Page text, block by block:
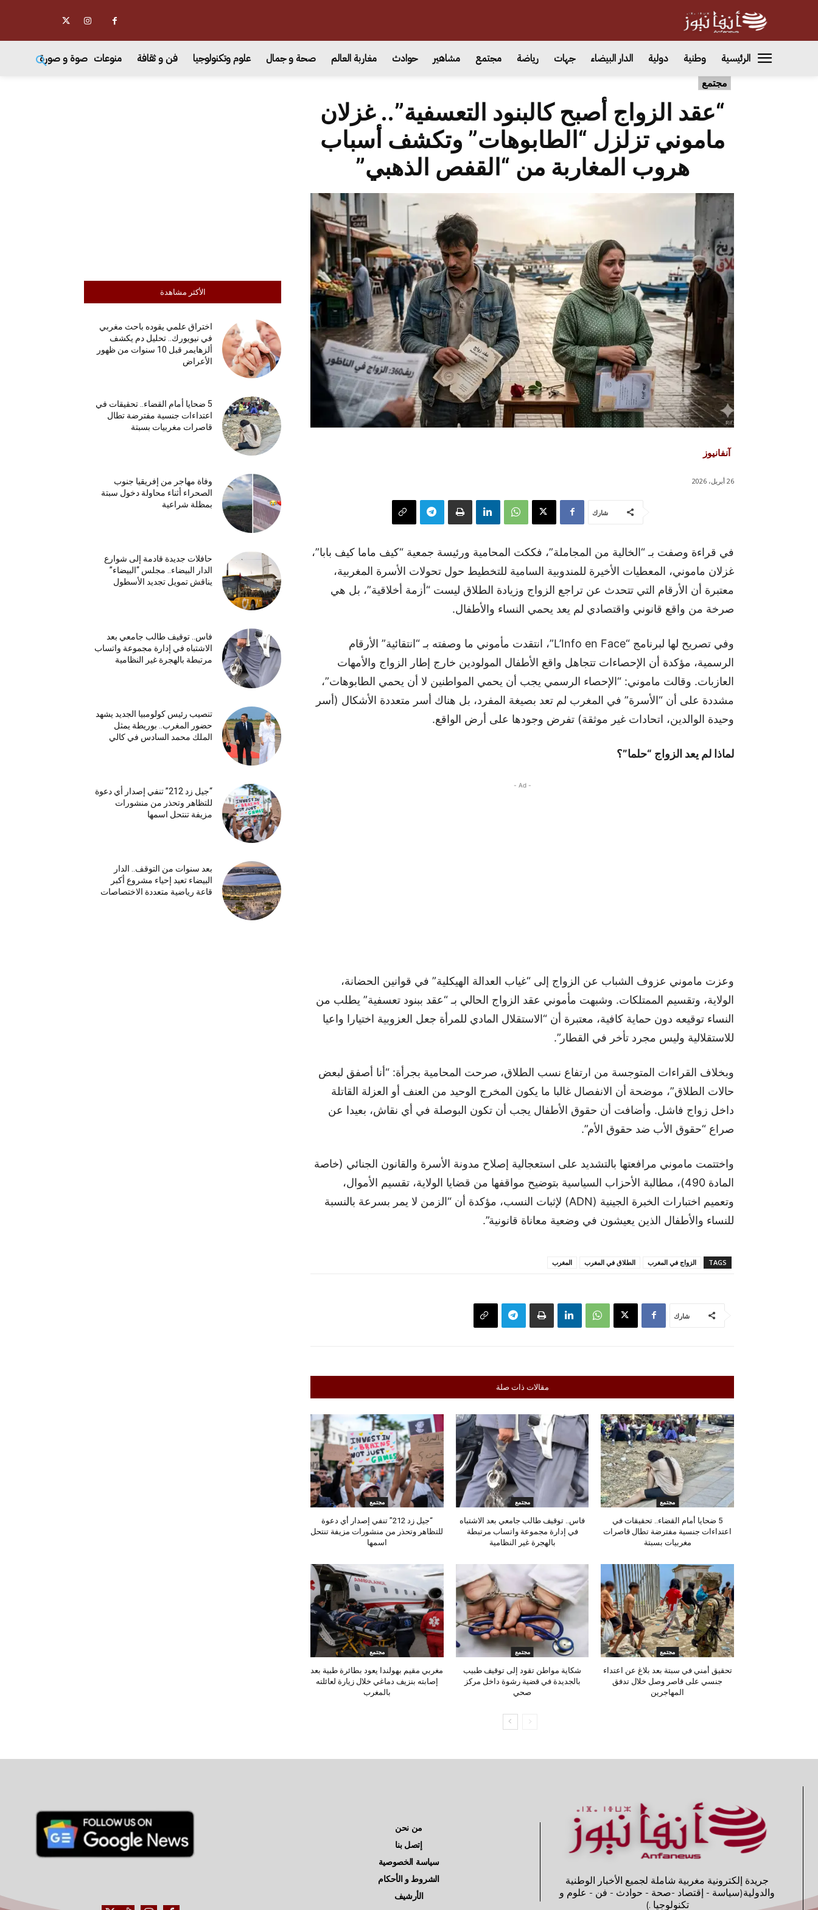
الرئيسية وطنية دولية الدار البيضاء جهات رياضة مجتمع مشاهير حوادث مغاربة العالم صحة و جمال علوم وتكنولوجيا فن و ثقافة منوعات صوة و صورة
مجتمع
الأكثر مشاهدة
اختراق علمي يقوده باحث مغربي
في نيويورك.. تحليل دم يكشف
ألزهايمر قبل 10 سنوات من ظهور
الأعراض
5 ضحايا أمام القضاء.. تحقيقات في
اعتداءات جنسية مفترضة تطال
قاصرات مغربيات بسبتة
وفاة مهاجر من إفريقيا جنوب
الصحراء أثناء محاولة دخول سبتة
بمظلة شراعية
حافلات جديدة قادمة إلى شوارع
الدار البيضاء.. مجلس “البيضاء”
يناقش تمويل تجديد الأسطول
فاس.. توقيف طالب جامعي بعد
الاشتباه في إدارة مجموعة واتساب
مرتبطة بالهجرة غير النظامية
تنصيب رئيس كولومبيا الجديد يشهد
حضور المغرب.. بوريطة يمثل
الملك محمد السادس في كالي
“جيل زد 212” تنفي إصدار أي دعوة
للتظاهر وتحذر من منشورات
مزيفة تنتحل اسمها
بعد سنوات من التوقف.. الدار
البيضاء تعيد إحياء مشروع أكبر
قاعة رياضية متعددة الاختصاصات
“عقد الزواج أصبح كالبنود التعسفية”.. غزلان
ماموني تزلزل “الطابوهات” وتكشف أسباب
هروب المغاربة من “القفص الذهبي”
آنفانيوز
26 أبريل، 2026
شارك
في قراءة وصفت بـ “الخالية من المجاملة”، فككت المحامية ورئيسة جمعية “كيف ماما كيف بابا”،
غزلان ماموني، المعطيات الأخيرة للمندوبية السامية للتخطيط حول تحولات الأسرة المغربية،
معتبرة أن الأرقام التي تتحدث عن تراجع الزواج وزيادة الطلاق ليست “أزمة أخلاقية”، بل هي
صرخة من واقع قانوني واقتصادي لم يعد يحمي النساء والأطفال.
وفي تصريح لها لبرنامج “L’Info en Face”، انتقدت مأموني ما وصفته بـ “انتقائية” الأرقام
الرسمية، مؤكدة أن الإحصاءات تتجاهل واقع الأطفال المولودين خارج إطار الزواج والأمهات
العازبات. وقالت ماموني: “الإحصاء الرسمي يجب أن يحمي المواطنين لا أن يحمي الطابوهات”،
مشددة على أن “الأسرة” في المغرب لم تعد بصيغة المفرد، بل هناك أسر متعددة الأشكال (أسر
وحيدة الوالدين، اتحادات غير موثقة) تفرض وجودها على أرض الواقع.
لماذا لم يعد الزواج “حلما”؟
- Ad -
وعزت ماموني عزوف الشباب عن الزواج إلى “غياب العدالة الهيكلية” في قوانين الحضانة،
الولاية، وتقسيم الممتلكات. وشبهت مأموني عقد الزواج الحالي بـ “عقد ببنود تعسفية” يطلب من
النساء توقيعه دون حماية كافية، معتبرة أن “الاستقلال المادي للمرأة جعل العزوبية اختيارا واعيا
للاستقلالية وليس مجرد تأخر في القطار”.
وبخلاف القراءات المتوجسة من ارتفاع نسب الطلاق، صرحت المحامية بجرأة: “أنا أصفق لبعض
حالات الطلاق”، موضحة أن الانفصال غالبا ما يكون المخرج الوحيد من العنف أو العزلة القاتلة
داخل زواج فاشل. وأضافت أن حقوق الأطفال يجب أن تكون البوصلة في أي نقاش، بعيدا عن
صراع “حقوق الأب ضد حقوق الأم”.
واختتمت ماموني مرافعتها بالتشديد على استعجالية إصلاح مدونة الأسرة والقانون الجنائي (خاصة
المادة 490)، مطالبة الأحزاب السياسية بتوضيح مواقفها من قضايا الولاية، تقسيم الأموال،
وتعميم اختبارات الخبرة الجينية (ADN) لإثبات النسب، مؤكدة أن “الزمن لا يمر بسرعة بالنسبة
للنساء والأطفال الذين يعيشون في وضعية معاناة قانونية”.
TAGS الزواج في المغرب الطلاق في المغرب المغرب
شارك
مقالات ذات صلة
مجتمع
5 ضحايا أمام القضاء.. تحقيقات في
اعتداءات جنسية مفترضة تطال قاصرات
مغربيات بسبتة
مجتمع
فاس.. توقيف طالب جامعي بعد الاشتباه
في إدارة مجموعة واتساب مرتبطة
بالهجرة غير النظامية
مجتمع
“جيل زد 212” تنفي إصدار أي دعوة
للتظاهر وتحذر من منشورات مزيفة تنتحل
اسمها
مجتمع
تحقيق أمني في سبتة بعد بلاغ عن اعتداء
جنسي على قاصر وصل خلال تدفق
المهاجرين
مجتمع
شكاية مواطن تقود إلى توقيف طبيب
بالجديدة في قضية رشوة داخل مركز
صحي
مجتمع
مغربي مقيم بهولندا يعود بطائرة طبية بعد
إصابته بنزيف دماغي خلال زيارة لعائلته
بالمغرب
جريدة إلكترونية مغربية شاملة لجميع الأخبار الوطنية
والدولية(سياسة - إقتصاد -صحة - حوادث - فن - علوم و
تكنولوجيا .)
من نحن
إتصل بنا
سياسة الخصوصية
الشروط و الأحكام
الأرشيف